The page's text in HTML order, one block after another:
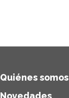
Quiénes somos
Novedades